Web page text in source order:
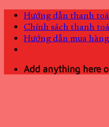
Skip
content
Hướng dẫn thanh
Chính sách thanh
Hướng dẫn mua hàng
Add anything here